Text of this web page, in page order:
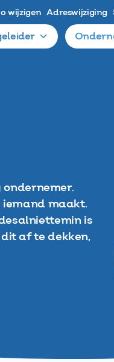
wijzigen Adreswijziging
maakt.
is
af te dekken,